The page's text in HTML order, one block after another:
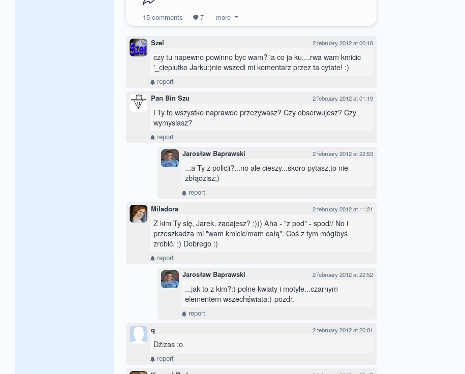
15comments 7 more
Szel 2 february 2012 at 00:18
czy tu napewno powinno byc wam? 'a co ja ku....rwa wam kmicic
'_cieplutko Jarku:)nie wszedl mi komentarz przez ta cytate! :)
report
Pan Bin Szu 2 february 2012 at 01:19
i Ty to wszystko naprawde przezywasz? Czy obserwujesz? Czy
wymyslasz?
report
Jarosław Baprawski 2 february 2012 at 22:53
...a Ty z policji?...no ale cieszy...skoro pytasz,to nie
zbłądzisz;)
report
Miladora 2 february 2012 at 11:21
Z kim Ty się, Jarek, zadajesz? ;))) Aha - "z pod" - spod// No i
przeszkadza mi "wam kmicic/mam całą". Coś z tym mógłbyś
zrobić. ;) Dobrego :)
report
Jarosław Baprawski 2 february 2012 at 22:52
...jak to z kim?:) polne kwiaty i motyle...czarnym
elementem wszechświata:)-pozdr.
report
q 2 february 2012 at 20:01
Dżizas :o
report